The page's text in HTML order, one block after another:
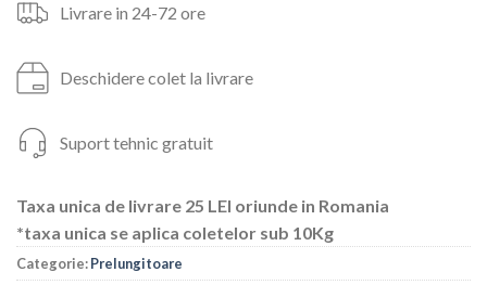
Livrare in 24-72 ore
Deschidere colet la livrare
Suport tehnic gratuit
Taxa unica de livrare 25 LEI oriunde in Romania
*taxa unica se aplica coletelor sub 10Kg
Categorie:Prelungitoare